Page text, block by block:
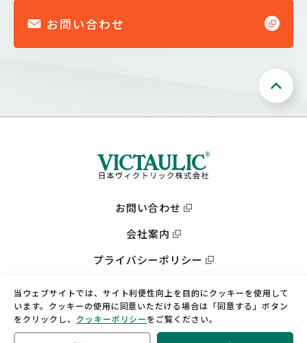
お問い合わせ
お問い合わせ
会社案内
プライバシーポリシー
会社サイト
©THE VICTAULIC COMPANY OF
JAPAN LIMITED Co.,LTD.
当ウェブサイトでは、サイト利便性向上を目的にクッキーを使用して
います。クッキーの使用に同意いただける場合は「同意する」ボタン
をクリックし、 クッキーポリシーをご覧ください。